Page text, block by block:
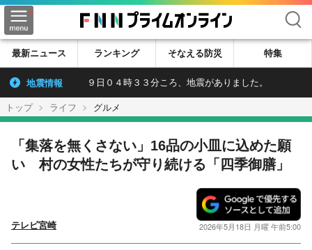
検索
最新ニュース ランキング そなえる防災 特集
地震情報 ９日０４時３３分ころ、地震がありました。
トップ ライフ グルメ
「集落を無くさない」16品の小皿に込めた願
い 村の女性たちが守り続ける「四季御膳」
テレビ宮崎 2026年5月18日 月曜 午前5:00